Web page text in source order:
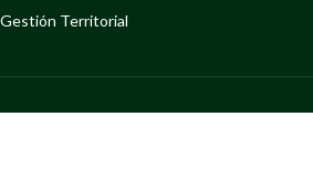
Gestión Territorial